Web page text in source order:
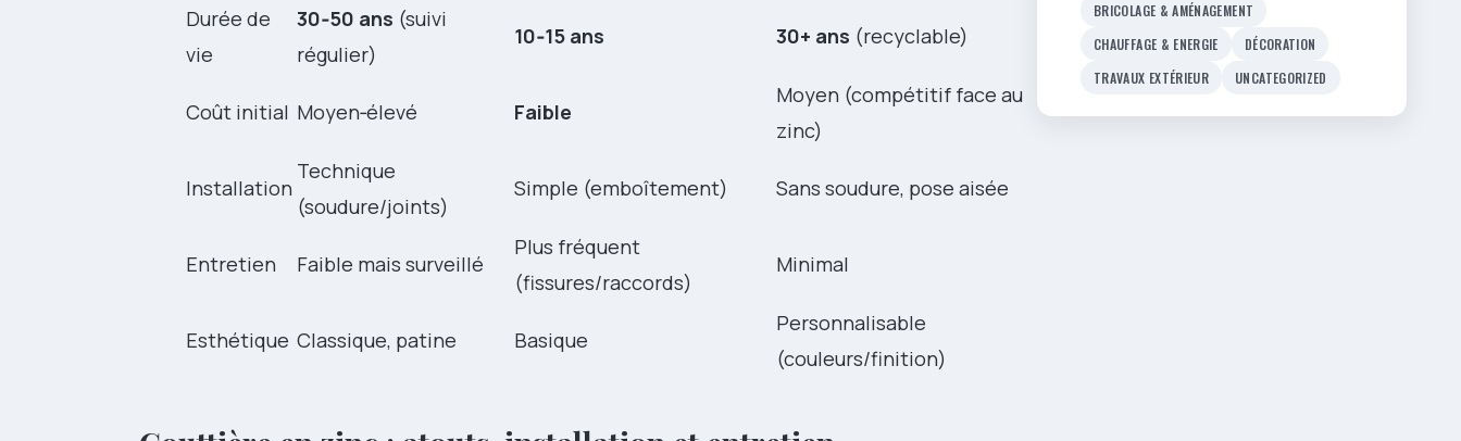
Durée de
vie
30‑50 ans (suivi
régulier)
10‑15 ans 30+ ans (recyclable)
Coût initial Moyen‑élevé Faible
Moyen (compétitif face au
zinc)
Installation
Technique
(soudure/joints)
Simple (emboîtement) Sans soudure, pose aisée
Entretien Faible mais surveillé
Plus fréquent
(fissures/raccords)
Minimal
Esthétique Classique, patine Basique
Personnalisable
(couleurs/finition)
BRICOLAGE & AMÉNAGEMENT
CHAUFFAGE & ENERGIE
DÉCORATION
TRAVAUX EXTÉRIEUR
UNCATEGORIZED